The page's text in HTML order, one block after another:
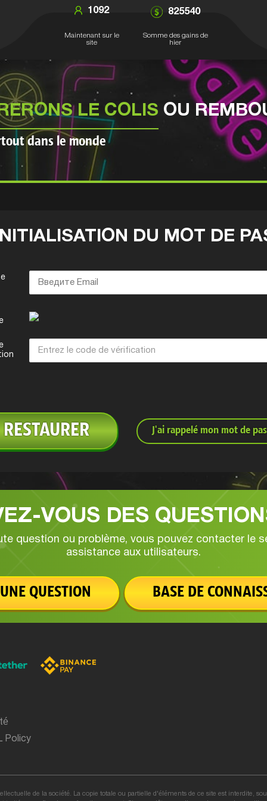
1092
Maintenant sur le
site
825540
Somme des gains de
hier
LE COLIS OU
dans le monde
DU MOT DE
RESTAURER J'ai rappelé mon mot de
VOUS DES
question ou problème, vous pouvez contacter le
assistance aux utilisateurs.
QUESTION BASE DE
Policy
de la société. La copie totale ou partielle d'éléments de ce site est interdite,